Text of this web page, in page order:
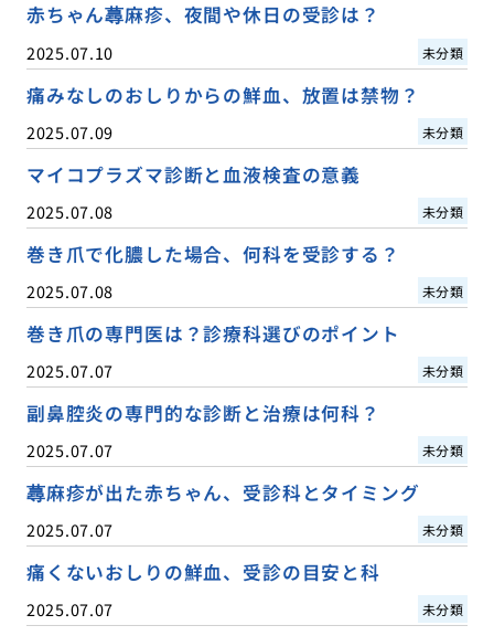
赤ちゃん蕁麻疹、夜間や休日の受診は？
2025.07.10 未分類
痛みなしのおしりからの鮮血、放置は禁物？
2025.07.09 未分類
マイコプラズマ診断と血液検査の意義
2025.07.08 未分類
巻き爪で化膿した場合、何科を受診する？
2025.07.08 未分類
巻き爪の専門医は？診療科選びのポイント
2025.07.07 未分類
副鼻腔炎の専門的な診断と治療は何科？
2025.07.07 未分類
蕁麻疹が出た赤ちゃん、受診科とタイミング
2025.07.07 未分類
痛くないおしりの鮮血、受診の目安と科
2025.07.07 未分類